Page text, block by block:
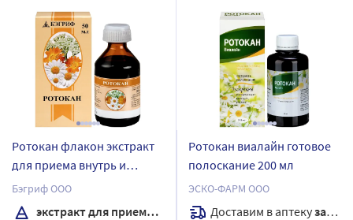
Ротокан флакон экстракт
для приема внутрь и
местного применения
жидкий 50 мл
Бэгриф ООО
экстракт для приема внутрь жидкий
Ротокан виалайн готовое
полоскание 200 мл
ЭСКО-ФАРМ ООО
Доставим в аптекузавтра